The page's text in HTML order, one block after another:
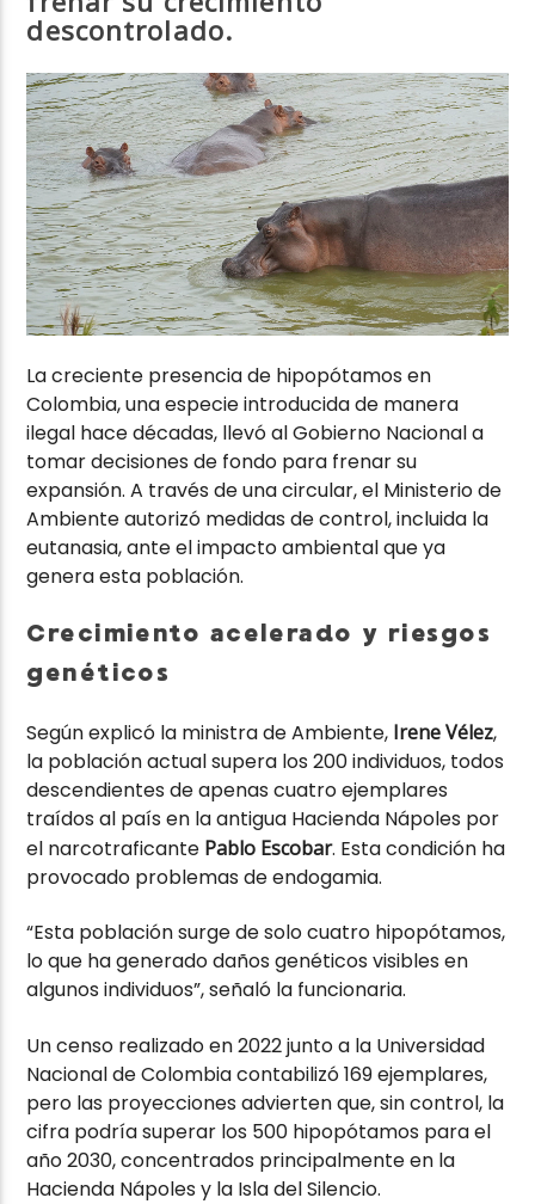
descontrolado.
La creciente presencia de hipopótamos en
Colombia, una especie introducida de manera
ilegal hace décadas, llevó al Gobierno Nacional a
tomar decisiones de fondo para frenar su
expansión. A través de una circular, el Ministerio de
Ambiente autorizó medidas de control, incluida la
eutanasia, ante el impacto ambiental que ya
genera esta población.
Crecimiento acelerado y riesgos
genéticos
Según explicó la ministra de Ambiente, Irene Vélez,
la población actual supera los 200 individuos, todos
descendientes de apenas cuatro ejemplares
traídos al país en la antigua Hacienda Nápoles por
el narcotraficante Pablo Escobar. Esta condición ha
provocado problemas de endogamia.
“Esta población surge de solo cuatro hipopótamos,
lo que ha generado daños genéticos visibles en
algunos individuos”, señaló la funcionaria.
Un censo realizado en 2022 junto a la Universidad
Nacional de Colombia contabilizó 169 ejemplares,
pero las proyecciones advierten que, sin control, la
cifra podría superar los 500 hipopótamos para el
año 2030, concentrados principalmente en la
Hacienda Nápoles y la Isla del Silencio.